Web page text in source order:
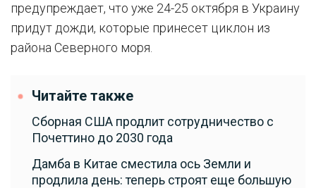
предупреждает, что уже 24-25 октября в Украину
придут дожди, которые принесет циклон из
района Северного моря.
Читайте также
Сборная США продлит сотрудничество с
Почеттино до 2030 года
Дамба в Китае сместила ось Земли и
продлила день: теперь строят еще большую